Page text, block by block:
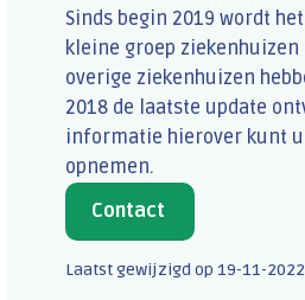
Sinds begin 2019 wordt
kleine groep ziekenhuizen
overige ziekenhuizen
2018 de laatste update
informatie hierover kunt
opnemen.
Contact
Laatst gewijzigd op 19-11-2022